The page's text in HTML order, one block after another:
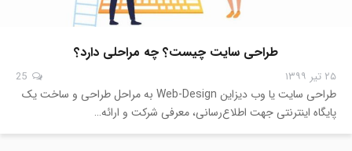
طراحی سایت چیست؟ چه مراحلی دارد؟
۲۵ تیر ۱۳۹۹
طراحی سایت یا وب دیزاین Web-Design به مراحل طراحی و ساخت یک
پایگاه اینترنتی جهت اطلاع‌رسانی، معرفی شرکت و ارائه…